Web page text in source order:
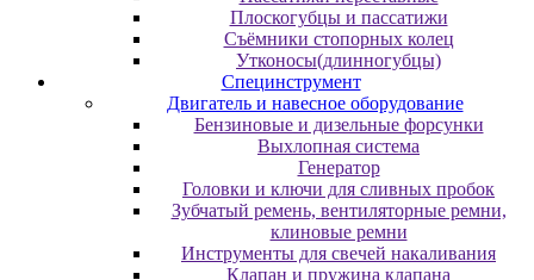
Плоскогубцы и пассатижи
Съёмники стопорных колец
Утконосы(длинногубцы)
Специнструмент
Двигатель и навесное оборудование
Бензиновые и дизельные форсунки
Выхлопная система
Генератор
Головки и ключи для сливных пробок
Зубчатый ремень, вентиляторные ремни,
клиновые ремни
Инструменты для свечей накаливания
Клапан и пружина клапана